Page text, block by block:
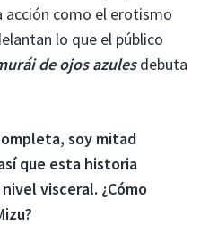
como el erotismo
lo que el público
de ojos azulesdebuta
soy mitad
que esta historia
visceral. ¿Cómo